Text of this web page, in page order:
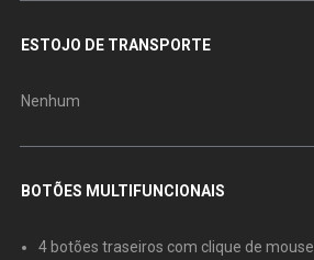
ESTOJO DE TRANSPORTE
Nenhum
BOTÕES MULTIFUNCIONAIS
4 botões traseiros com clique de mouse